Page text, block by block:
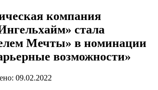
компания
стала
Мечты» в номинации
возможности»
09.02.2022